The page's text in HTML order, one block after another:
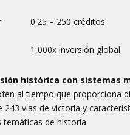
0.25 – 250 créditos
1,000x inversión global
histórica con sistemas
al tiempo que proporciona
vías de victoria y
temáticas de historia.